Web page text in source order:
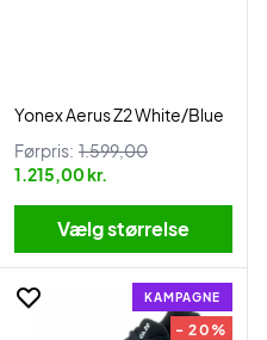
Yonex Aerus Z2 White/Blue
Førpris: 1.599,00
1.215,00 kr.
Vælg størrelse
KAMPAGNE
- 20%